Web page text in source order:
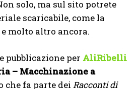
solo, ma sul sito potrete
scaricabile, come la
e molto altro ancora.
pubblicazione per AliRibelli
– Macchinazione a
che fa parte dei Racconti di